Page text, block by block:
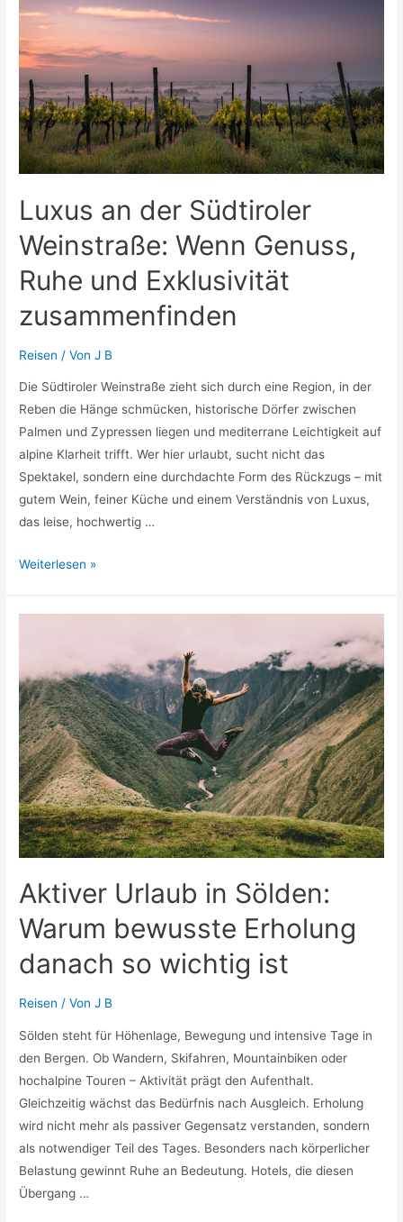
hier
mehr
ist
als
Wellness
Luxus an der Südtiroler
Weinstraße: Wenn Genuss,
Ruhe und Exklusivität
zusammenfinden
Reisen / VonJ B
Die Südtiroler Weinstraße zieht sich durch eine Region, in der
Reben die Hänge schmücken, historische Dörfer zwischen
Palmen und Zypressen liegen und mediterrane Leichtigkeit auf
alpine Klarheit trifft. Wer hier urlaubt, sucht nicht das
Spektakel, sondern eine durchdachte Form des Rückzugs – mit
gutem Wein, feiner Küche und einem Verständnis von Luxus,
das leise, hochwertig …
Luxus
Wenn
Genuss,
Ruhe
und
Exklusivität
zusammenfinden
Weiterlesen »
Aktiver Urlaub in Sölden:
Warum bewusste Erholung
danach so wichtig ist
Reisen / VonJ B
Sölden steht für Höhenlage, Bewegung und intensive Tage in
den Bergen. Ob Wandern, Skifahren, Mountainbiken oder
hochalpine Touren – Aktivität prägt den Aufenthalt.
Gleichzeitig wächst das Bedürfnis nach Ausgleich. Erholung
wird nicht mehr als passiver Gegensatz verstanden, sondern
als notwendiger Teil des Tages. Besonders nach körperlicher
Belastung gewinnt Ruhe an Bedeutung. Hotels, die diesen
Übergang …